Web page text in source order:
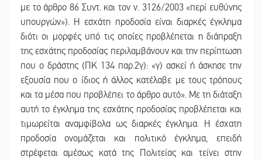
με το άρθρο 86 Συντ. και τον ν. 3126/2003 «περί ευθύνης
υπουργών»). Η εσχάτη προδοσία είναι διαρκές έγκλημα
διότι οι μορφές υπό τις οποίες προβλέπεται η διάπραξη
της εσχάτης προδοσίας περιλαμβάνουν και την περίπτωση
που ο δράστης (ΠΚ 134 παρ.2γ): «γ) ασκεί ή άσκησε την
εξουσία που ο ίδιος ή άλλος κατέλαβε με τους τρόπους
και τα μέσα που προβλέπει το άρθρο αυτό». Με τη διάταξη
αυτή το έγκλημα της εσχάτης προδοσίας προβλέπεται και
τιμωρείται αναμφίβολα ως διαρκές έγκλημα. Η έσχατη
προδοσία ονομάζεται και πολιτικό έγκλημα, επειδή
στρέφεται αμέσως κατά της Πολιτείας και τείνει στην